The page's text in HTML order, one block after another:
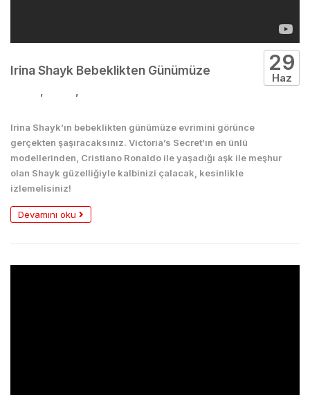
Irina Shayk Bebeklikten Günümüze 29
Haz
Irina Shayk’ın bebeklikten günümüze evrimini görünce
gerçekten şaşıracaksınız. Victoria’s Secret’ın en ünlü
modellerinden, Cristiano Ronaldo ile yaşadığı aşk ile meşhur
olan Shayk güzelliğiyle kalbinizi çalacak, kesinlikle
izlemelisiniz!
Devamını oku